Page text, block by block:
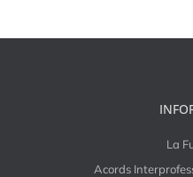
La
Acords